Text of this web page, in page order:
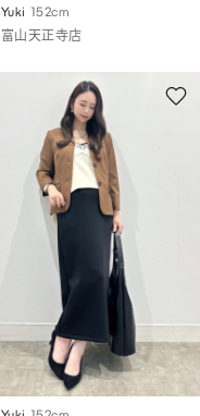
Yuki 152cm
富山天正寺店